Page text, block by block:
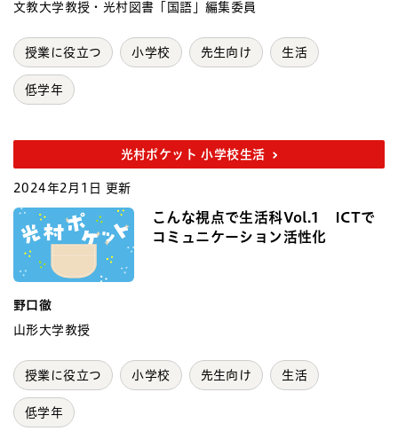
文教大学教授・光村図書「国語」編集委員
授業に役立つ 小学校 先生向け 生活
低学年
光村ポケット 小学校生活
2024年2月1日 更新
こんな視点で生活科Vol.1 ICTで
コミュニケーション活性化
野口徹
山形大学教授
授業に役立つ 小学校 先生向け 生活
低学年